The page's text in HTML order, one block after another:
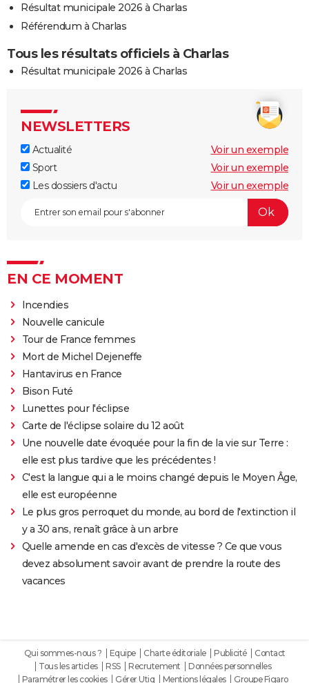
Résultat municipale 2026 à Charlas
Référendum à Charlas
Tous les résultats officiels à Charlas
Résultat municipale 2026 à Charlas
NEWSLETTERS
Actualité
Voir un exemple
Sport
Voir un exemple
Les dossiers d'actu
Voir un exemple
EN CE MOMENT
Incendies
Nouvelle canicule
Tour de France femmes
Mort de Michel Dejeneffe
Hantavirus en France
Bison Futé
Lunettes pour l'éclipse
Carte de l'éclipse solaire du 12 août
Une nouvelle date évoquée pour la fin de la vie sur Terre :
elle est plus tardive que les précédentes !
C'est la langue qui a le moins changé depuis le Moyen Âge,
elle est européenne
Le plus gros perroquet du monde, au bord de l'extinction il
y a 30 ans, renaît grâce à un arbre
Quelle amende en cas d'excès de vitesse ? Ce que vous
devez absolument savoir avant de prendre la route des
vacances
Qui sommes-nous ? Equipe Charte éditoriale Publicité
Contact
Tous les articles
RSS Recrutement
Données personnelles
Paramétrer les cookies
Gérer Utiq Mentions légales Groupe Figaro